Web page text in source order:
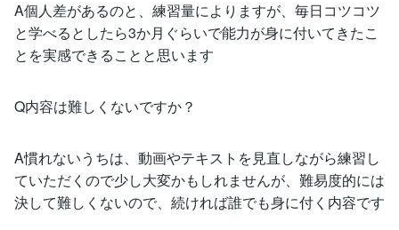
A個人差があるのと、練習量によりますが、毎日コツコツ
と学べるとしたら3か月ぐらいで能力が身に付いてきたこ
とを実感できることと思います
Q内容は難しくないですか？
A慣れないうちは、動画やテキストを見直しながら練習し
ていただくので少し大変かもしれませんが、難易度的には
決して難しくないので、続ければ誰でも身に付く内容です